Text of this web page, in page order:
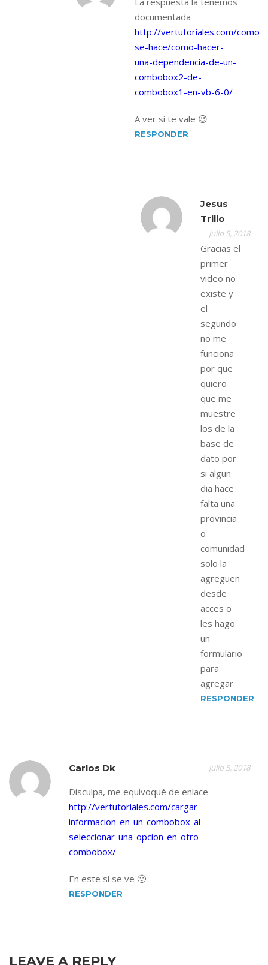
documentada
http://vertutoriales.com/como-
se-hace/como-hacer-
una-dependencia-de-un-
combobox2-de-
combobox1-en-vb-6-0/
A ver si te vale 😉
RESPONDER
Jesus
Trillo
julio 5, 2018
Gracias el
primer
video no
existe y
el
segundo
no me
funciona
por que
quiero
que me
muestre
los de la
base de
dato por
si algun
dia hace
falta una
provincia
o
comunidad
solo la
agreguen
desde
acces o
les hago
un
formulario
para
agregar
RESPONDER
Carlos Dk julio 5, 2018
Disculpa, me equivoqué de enlace
http://vertutoriales.com/cargar-
informacion-en-un-combobox-al-
seleccionar-una-opcion-en-otro-
combobox/
En este sí se ve 🙂
RESPONDER
LEAVE A REPLY